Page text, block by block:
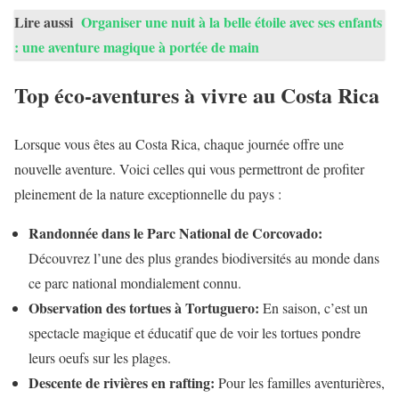
Lire aussi Organiser une nuit à la belle étoile avec ses enfants
: une aventure magique à portée de main
Top éco-aventures à vivre au Costa Rica
Lorsque vous êtes au Costa Rica, chaque journée offre une
nouvelle aventure. Voici celles qui vous permettront de profiter
pleinement de la nature exceptionnelle du pays :
Randonnée dans le Parc National de Corcovado:
Découvrez l’une des plus grandes biodiversités au monde dans
ce parc national mondialement connu.
Observation des tortues à Tortuguero: En saison, c’est un
spectacle magique et éducatif que de voir les tortues pondre
leurs oeufs sur les plages.
Descente de rivières en rafting: Pour les familles aventurières,